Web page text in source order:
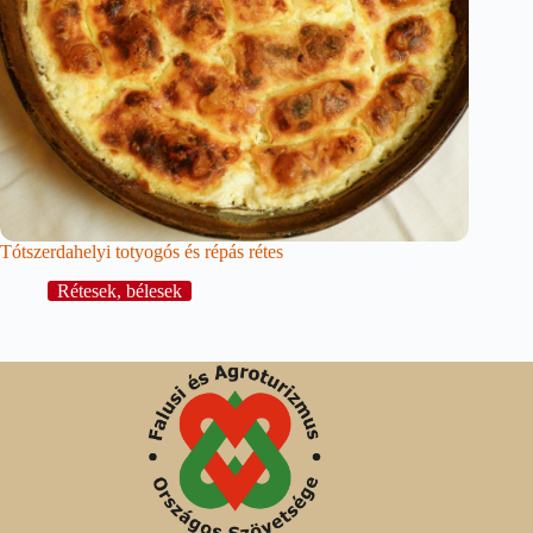
Tótszerdahelyi totyogós és répás rétes
Rétesek, bélesek